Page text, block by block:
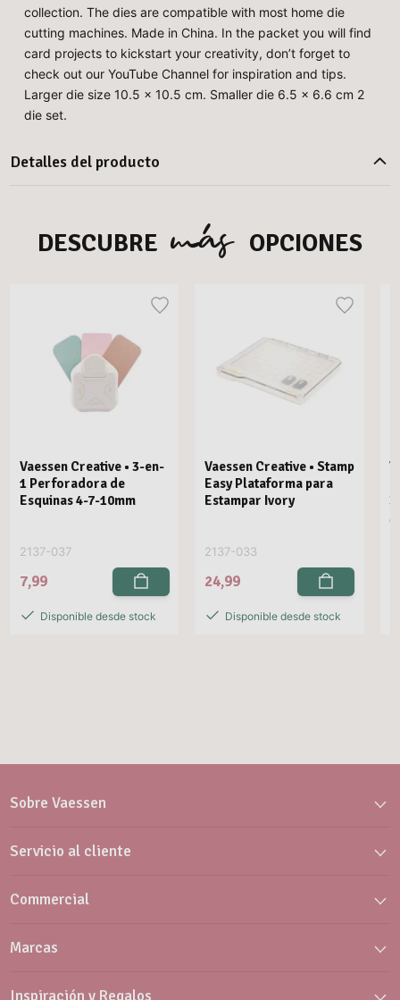
collection. The dies are compatible with most home die
cutting machines. Made in China. In the packet you will find
card projects to kickstart your creativity, don’t forget to
check out our YouTube Channel for inspiration and tips.
Larger die size 10.5 x 10.5 cm. Smaller die 6.5 x 6.6 cm 2
die set.
Detalles del producto
DESCUBRE más OPCIONES
Vaessen Creative • 3-en-
1 Perforadora de
Esquinas 4-7-10mm
2137-037
7,99
Disponible desde stock
Vaessen Creative • Stamp
Easy Plataforma para
Estampar Ivory
2137-033
24,99
Disponible desde stock
Sobre Vaessen
Servicio al cliente
Commercial
Marcas